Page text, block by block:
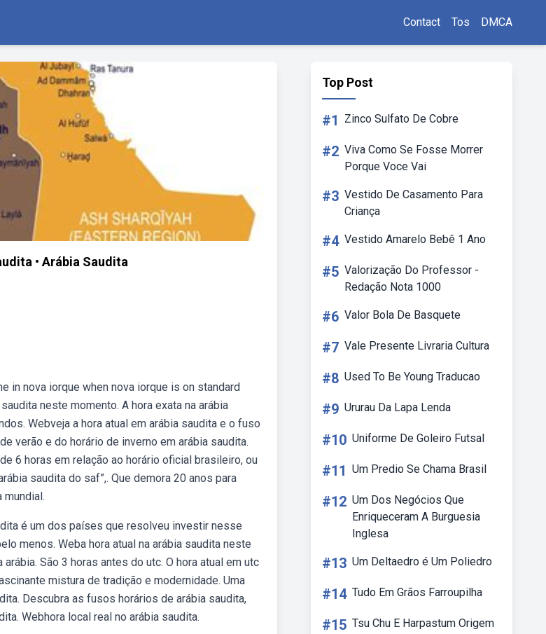
Contact Tos DMCA
• Arábia Saudita
in nova iorque when nova iorque is on standard
neste momento. A hora exata na arábia
Webveja a hora atual em arábia saudita e o fuso
verão e do horário de inverno em arábia saudita.
6 horas em relação ao horário oficial brasileiro, ou
saudita do saf”,. Que demora 20 anos para
mundial.
é um dos países que resolveu investir nesse
menos. Weba hora atual na arábia saudita neste
São 3 horas antes do utc. O hora atual em utc
mistura de tradição e modernidade. Uma
Descubra as fusos horários de arábia saudita,
Webhora local real no arábia saudita.
Top Post
#1 Zinco Sulfato De Cobre
#2 Viva Como Se Fosse Morrer
Porque Voce Vai
#3 Vestido De Casamento Para
Criança
#4 Vestido Amarelo Bebê 1 Ano
#5 Valorização Do Professor -
Redação Nota 1000
#6 Valor Bola De Basquete
#7 Vale Presente Livraria Cultura
#8 Used To Be Young Traducao
#9 Ururau Da Lapa Lenda
#10 Uniforme De Goleiro Futsal
#11 Um Predio Se Chama Brasil
#12 Um Dos Negócios Que
Enriqueceram A Burguesia
Inglesa
#13 Um Deltaedro é Um Poliedro
#14 Tudo Em Grãos Farroupilha
#15 Tsu Chu E Harpastum Origem